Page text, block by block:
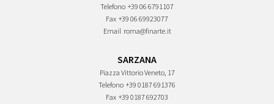
Telefono +39 06 6791107
Fax +39 06 69923077
Email roma@finarte.it
SARZANA
Piazza Vittorio Veneto, 17
Telefono +39 0187 691376
Fax +39 0187 692703